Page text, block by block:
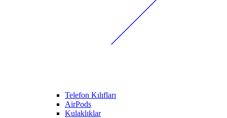
Telefon Kılıfları
AirPods
Kulaklıklar